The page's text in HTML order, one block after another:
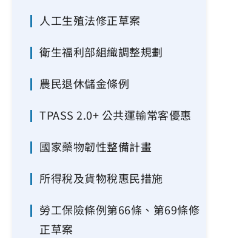
人工生殖法修正草案
衛生福利部組織調整規劃
農民退休儲金條例
TPASS 2.0+ 公共運輸常客優惠
國家藥物韌性整備計畫
所得稅及貨物稅惠民措施
勞工保險條例第66條、第69條修
正草案